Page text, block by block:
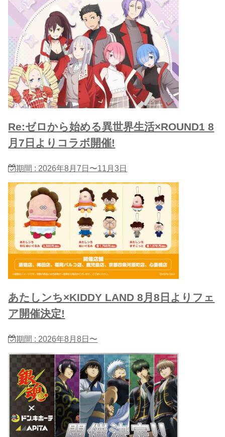
Re:ゼロから始める異世界生活×ROUND1 8
月7日よりコラボ開催!
期間 : 2026年8月7日〜11月3日
あたしンち×KIDDY LAND 8月8日よりフェ
ア開催決定!
期間 : 2026年8月8日〜